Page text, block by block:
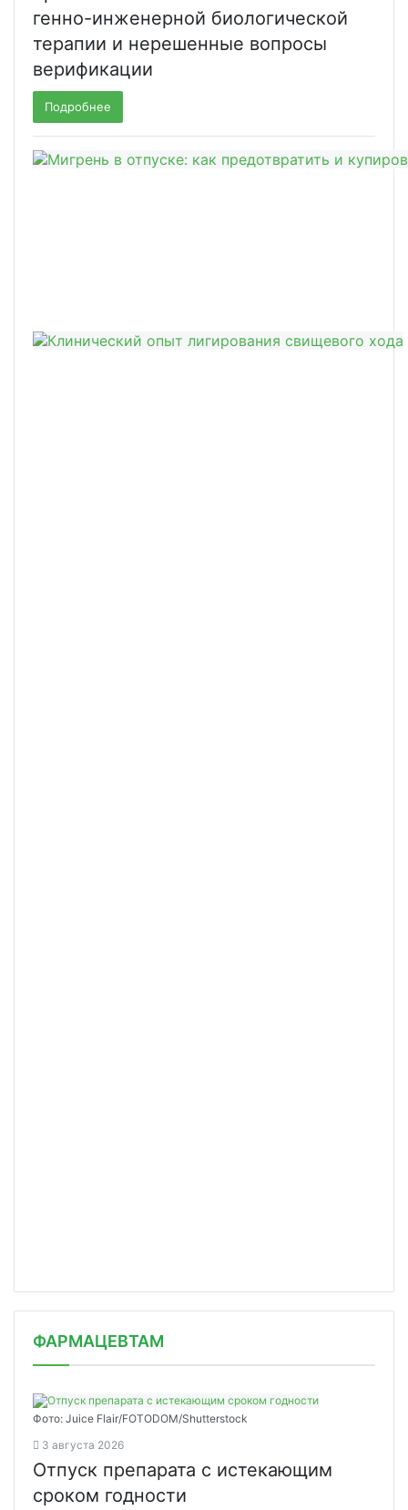
генно-инженерной биологической
терапии и нерешенные вопросы
верификации
Подробнее
ФАРМАЦЕВТАМ
Фото: Juice Flair/FOTODOM/Shutterstoсk
3 августа 2026
Отпуск препарата с истекающим
сроком годности